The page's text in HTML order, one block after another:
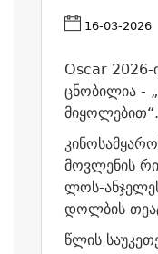
16-03-2026
Oscar 2026-
ცნობილია -
მიყოლებით“.
მოვლენის
ლოს-
დოლბის
წლის